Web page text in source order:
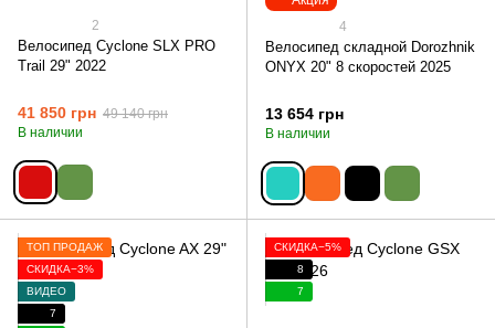
2
Велосипед Cyclone SLX PRO
Trail 29" 2022
41 850 грн 49 140 грн
В наличии
4
Велосипед складной Dorozhnik
ONYX 20" 8 скоростей 2025
13 654 грн
В наличии
ТОП ПРОДАЖ
СКИДКА−3%
ВИДЕО
7
СКИДКА−5%
8
7